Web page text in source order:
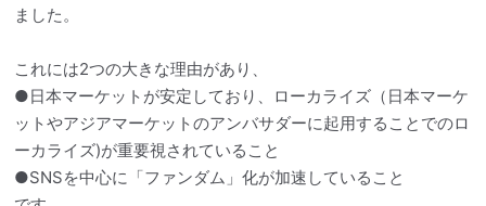
ました。
これには2つの大きな理由があり、
●日本マーケットが安定しており、ローカライズ（日本マーケ
ットやアジアマーケットのアンバサダーに起用することでのロ
ーカライズ)が重要視されていること
●SNSを中心に「ファンダム」化が加速していること